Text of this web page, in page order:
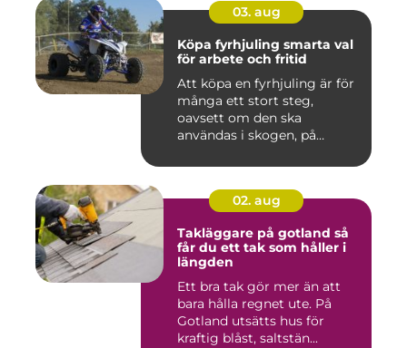
03. aug
Köpa fyrhjuling smarta val
för arbete och fritid
Att köpa en fyrhjuling är för
många ett stort steg,
oavsett om den ska
användas i skogen, på
02. aug
Takläggare på gotland så
får du ett tak som håller i
längden
Ett bra tak gör mer än att
bara hålla regnet ute. På
Gotland utsätts hus för
kraftig blåst, saltstän...